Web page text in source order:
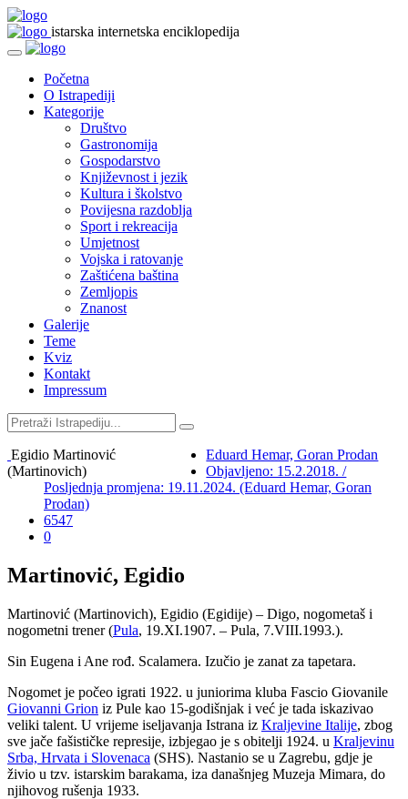
istarska internetska enciklopedija
Početna
O Istrapediji
Kategorije
Društvo
Gastronomija
Gospodarstvo
Književnost i jezik
Kultura i školstvo
Povijesna razdoblja
Sport i rekreacija
Umjetnost
Vojska i ratovanje
Zaštićena baština
Zemljopis
Znanost
Galerije
Teme
Kviz
Kontakt
Impressum
Egidio Martinović
(Martinovich)
Eduard Hemar, Goran Prodan
Objavljeno: 15.2.2018. /
Posljednja promjena: 19.11.2024. (Eduard Hemar, Goran
Prodan)
6547
0
Martinović, Egidio
Martinović (Martinovich), Egidio (Egidije) – Digo, nogometaš i
nogometni trener (Pula, 19.XI.1907. – Pula, 7.VIII.1993.).
Sin Eugena i Ane rođ. Scalamera. Izučio je zanat za tapetara.
Nogomet je počeo igrati 1922. u juniorima kluba Fascio Giovanile
Giovanni Grion iz Pule kao 15-godišnjak i već je tada iskazivao
veliki talent. U vrijeme iseljavanja Istrana iz Kraljevine Italije, zbog
sve jače fašističke represije, izbjegao je s obitelji 1924. u Kraljevinu
Srba, Hrvata i Slovenaca (SHS). Nastanio se u Zagrebu, gdje je
živio u tzv. istarskim barakama, iza današnjeg Muzeja Mimara, do
njihovog rušenja 1933.